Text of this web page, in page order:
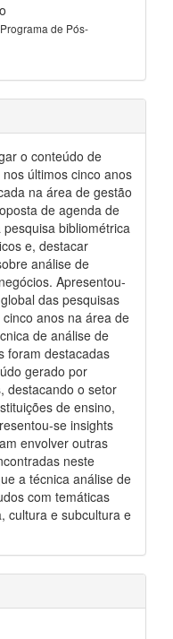
de Pós-
o conteúdo de
últimos cinco anos
na área de gestão
de agenda de
bibliométrica
e, destacar
análise de
Apresentou-
das pesquisas
anos na área de
de análise de
foram destacadas
gerado por
destacando o setor
de ensino,
se insights
envolver outras
neste
a técnica análise de
com temáticas
cultura e subcultura e